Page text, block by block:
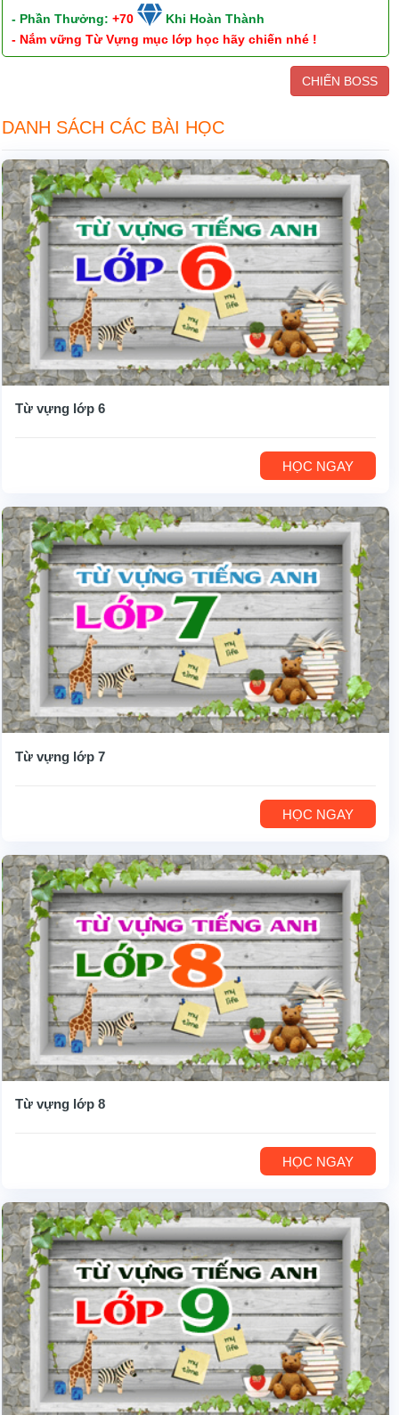
- Phần Thưởng:+70
Khi Hoàn Thành
- Nắm vững Từ Vựng mục lớp học hãy chiến nhé !
CHIẾN BOSS
DANH SÁCH CÁC BÀI HỌC
Từ vựng lớp 6
HỌC NGAY
Từ vựng lớp 7
HỌC NGAY
Từ vựng lớp 8
HỌC NGAY